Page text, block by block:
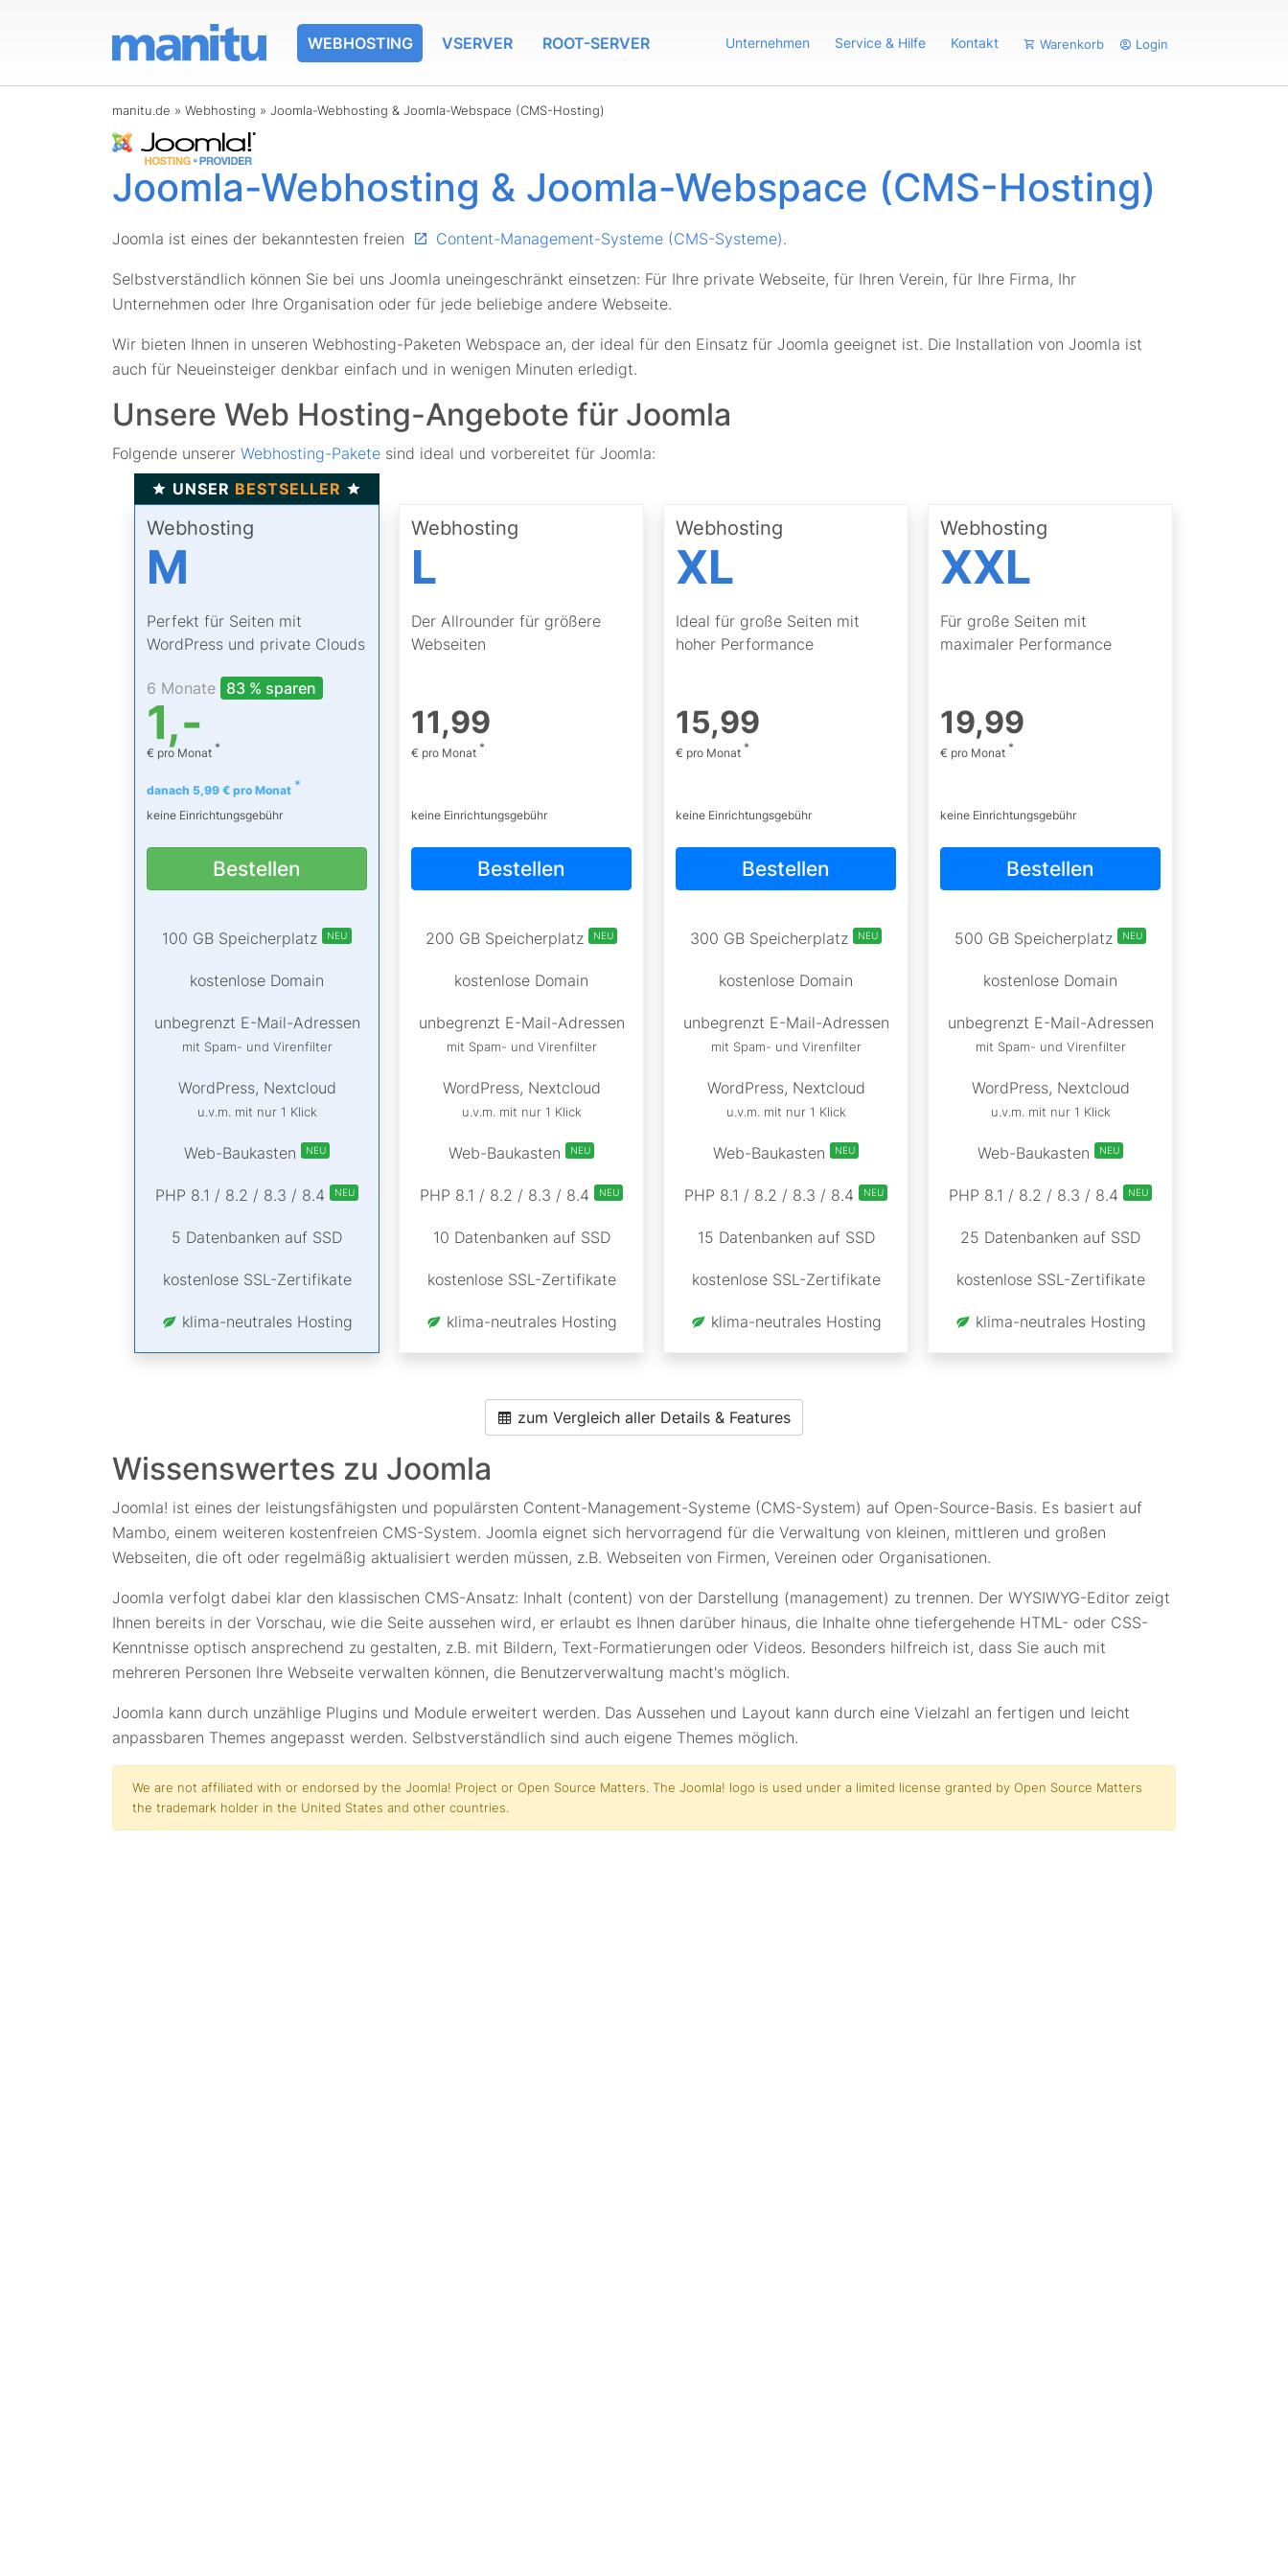
WEBHOSTING VSERVER ROOT-SERVER Unternehmen Service & Hilfe Kontakt Warenkorb Login
manitu.de » Webhosting » Joomla-Webhosting & Joomla-Webspace (CMS-Hosting)
Joomla-Webhosting & Joomla-Webspace (CMS-Hosting)
Joomla ist eines der bekanntesten freien Content-Management-Systeme (CMS-Systeme).
Selbstverständlich können Sie bei uns Joomla uneingeschränkt einsetzen: Für Ihre private Webseite, für Ihren Verein, für Ihre Firma, Ihr
Unternehmen oder Ihre Organisation oder für jede beliebige andere Webseite.
Wir bieten Ihnen in unseren Webhosting-Paketen Webspace an, der ideal für den Einsatz für Joomla geeignet ist. Die Installation von Joomla ist
auch für Neueinsteiger denkbar einfach und in wenigen Minuten erledigt.
Unsere Web Hosting-Angebote für Joomla
Folgende unserer Webhosting-Pakete sind ideal und vorbereitet für Joomla:
UNSER BESTSELLER
Webhosting
M
Perfekt für Seiten mit
WordPress und private Clouds
6 Monate 83 % sparen
1,-
€ pro Monat *
danach 5,99 € pro Monat *
keine Einrichtungsgebühr
Bestellen
100 GB Speicherplatz NEU
kostenlose Domain
unbegrenzt E-Mail-Adressen
mit Spam- und Virenfilter
WordPress, Nextcloud
u.v.m. mit nur 1 Klick
Web-Baukasten NEU
PHP 8.1 / 8.2 / 8.3 / 8.4 NEU
5 Datenbanken auf SSD
kostenlose SSL-Zertifikate
klima-neutrales Hosting
Webhosting
L
Der Allrounder für größere
Webseiten
11,99
€ pro Monat *
keine Einrichtungsgebühr
Bestellen
200 GB Speicherplatz NEU
kostenlose Domain
unbegrenzt E-Mail-Adressen
mit Spam- und Virenfilter
WordPress, Nextcloud
u.v.m. mit nur 1 Klick
Web-Baukasten NEU
PHP 8.1 / 8.2 / 8.3 / 8.4 NEU
10 Datenbanken auf SSD
kostenlose SSL-Zertifikate
klima-neutrales Hosting
Webhosting
XL
Ideal für große Seiten mit
hoher Performance
15,99
€ pro Monat *
keine Einrichtungsgebühr
Bestellen
300 GB Speicherplatz NEU
kostenlose Domain
unbegrenzt E-Mail-Adressen
mit Spam- und Virenfilter
WordPress, Nextcloud
u.v.m. mit nur 1 Klick
Web-Baukasten NEU
PHP 8.1 / 8.2 / 8.3 / 8.4 NEU
15 Datenbanken auf SSD
kostenlose SSL-Zertifikate
klima-neutrales Hosting
Webhosting
XXL
Für große Seiten mit
maximaler Performance
19,99
€ pro Monat *
keine Einrichtungsgebühr
Bestellen
500 GB Speicherplatz NEU
kostenlose Domain
unbegrenzt E-Mail-Adressen
mit Spam- und Virenfilter
WordPress, Nextcloud
u.v.m. mit nur 1 Klick
Web-Baukasten NEU
PHP 8.1 / 8.2 / 8.3 / 8.4 NEU
25 Datenbanken auf SSD
kostenlose SSL-Zertifikate
klima-neutrales Hosting
zum Vergleich aller Details & Features
Wissenswertes zu Joomla
Joomla! ist eines der leistungsfähigsten und populärsten Content-Management-Systeme (CMS-System) auf Open-Source-Basis. Es basiert auf
Mambo, einem weiteren kostenfreien CMS-System. Joomla eignet sich hervorragend für die Verwaltung von kleinen, mittleren und großen
Webseiten, die oft oder regelmäßig aktualisiert werden müssen, z.B. Webseiten von Firmen, Vereinen oder Organisationen.
Joomla verfolgt dabei klar den klassischen CMS-Ansatz: Inhalt (content) von der Darstellung (management) zu trennen. Der WYSIWYG-Editor zeigt
Ihnen bereits in der Vorschau, wie die Seite aussehen wird, er erlaubt es Ihnen darüber hinaus, die Inhalte ohne tiefergehende HTML- oder CSS-
Kenntnisse optisch ansprechend zu gestalten, z.B. mit Bildern, Text-Formatierungen oder Videos. Besonders hilfreich ist, dass Sie auch mit
mehreren Personen Ihre Webseite verwalten können, die Benutzerverwaltung macht's möglich.
Joomla kann durch unzählige Plugins und Module erweitert werden. Das Aussehen und Layout kann durch eine Vielzahl an fertigen und leicht
anpassbaren Themes angepasst werden. Selbstverständlich sind auch eigene Themes möglich.
We are not affiliated with or endorsed by the Joomla! Project or Open Source Matters. The Joomla! logo is used under a limited license granted by Open Source Matters
the trademark holder in the United States and other countries.